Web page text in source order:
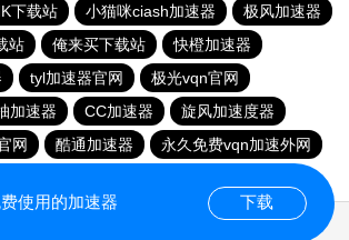
下载站 小猫咪ciash加速器
极风加速器
站 俺来买下载站
快橙加速器
tyl加速器官网
极光vqn官网
加速器 CC加速器
旋风加速度器
网 酷通加速器
永久免费vqn加速外网
使用的加速器 下载